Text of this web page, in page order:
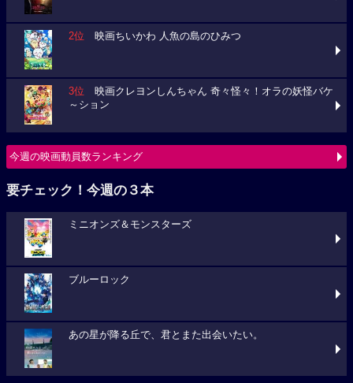
2位 映画ちいかわ 人魚の島のひみつ
3位 映画クレヨンしんちゃん 奇々怪々！オラの妖怪バケ
～ション
今週の映画動員数ランキング
要チェック！今週の３本
ミニオンズ＆モンスターズ
ブルーロック
あの星が降る丘で、君とまた出会いたい。